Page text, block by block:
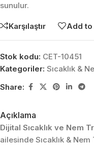
sunulur.
Karşılaştır Add
Stok kodu: CET-10451
Kategoriler: Sıcaklık &
Share:
Açıklama
Dijital Sıcaklık ve Nem
ailesinde Sıcaklık &